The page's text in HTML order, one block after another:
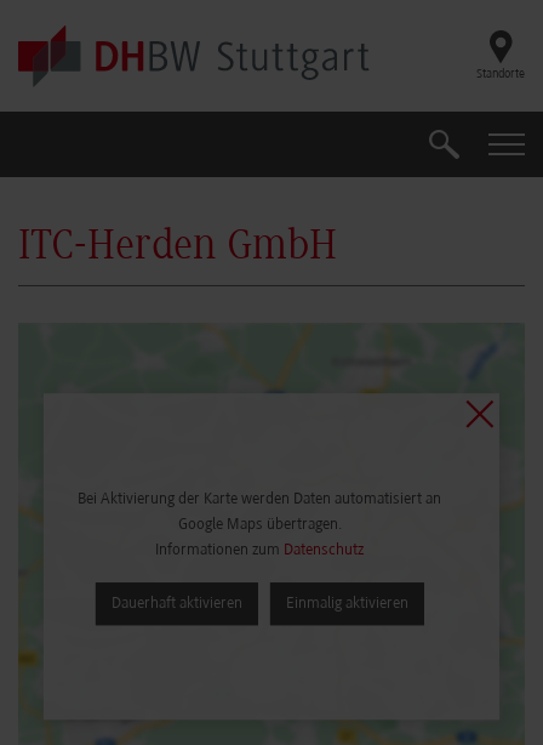
Skip to main content
Standorte
Suche
ITC-Herden GmbH
Bei Aktivierung der Karte werden Daten automatisiert an
Google Maps übertragen.
Informationen zum Datenschutz
Dauerhaft aktivieren Einmalig aktivieren